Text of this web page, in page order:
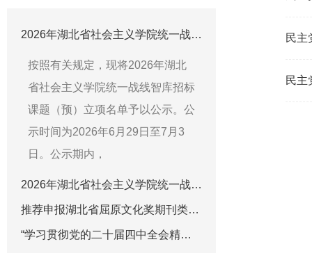
2026年湖北省社会主义学院统一战线智库理论研究课题立项名单和资政建言课题预立项名单公示
按照有关规定，现将2026年湖北
省社会主义学院统一战线智库招标
课题（预）立项名单予以公示。公
示时间为2026年6月29日至7月3
日。公示期内，
2026年湖北省社会主义学院统一战线智库课题招标公告
推荐申报湖北省屈原文化奖期刊类出版奖公示
“学习贯彻党的二十届四中全会精神”专栏征稿启事
民主
民主